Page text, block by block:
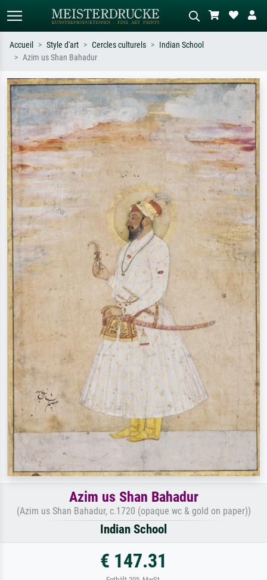
Recherchez par artiste, titre ou style –
ex. Monet, Nuit étoilée,
impressionnisme, vague de Hokusai,
nu.
Décrivez la scène – ex. prairie verte,
abstrait avec beaucoup de rouge,
tableau sombre, nu debout près d'un
Accueil Style d'art Cercles culturels
Indian School
Azim us Shan Bahadur
Azim us Shan Bahadur
(Azim us Shan Bahadur, c.1720 (opaque wc & gold on paper))
Indian School
€ 147.31